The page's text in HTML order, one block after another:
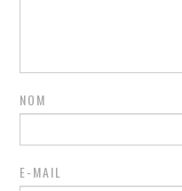
NOM
E-MAIL